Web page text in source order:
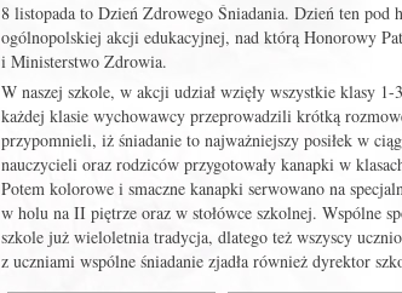
8 listopada to Dzień Zdrowego Śniadania. Dzień ten pod
ogólnopolskiej akcji edukacyjnej, nad którą Honorowy
i Ministerstwo Zdrowia.
W naszej szkole, w akcji udział wzięły wszystkie klasy
każdej klasie wychowawcy przeprowadzili krótką
przypomnieli, iż śniadanie to najważniejszy posiłek w
nauczycieli oraz rodziców przygotowały kanapki w
Potem kolorowe i smaczne kanapki serwowano na
w holu na II piętrze oraz w stołówce szkolnej. Wspólne
szkole już wieloletnia tradycja, dlatego też wszyscy
z uczniami wspólne śniadanie zjadła również dyrektor